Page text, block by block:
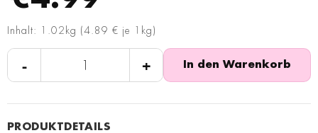
Inhalt: 1.02kg (4.89 € je 1kg)
- + In den Warenkorb